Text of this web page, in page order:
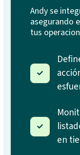
Andy se
asegurando
tus
en